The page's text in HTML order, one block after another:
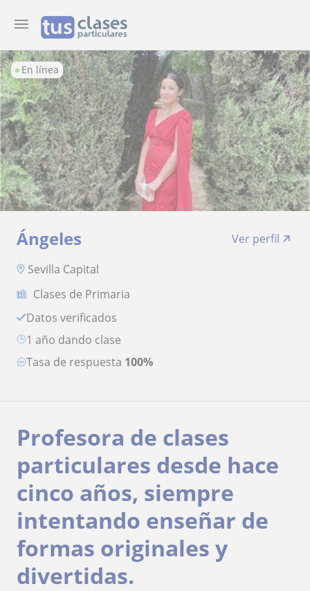
En línea
Ángeles
Ver perfil
Sevilla Capital
Clases de Primaria
Datos verificados
1 año dando clase
Tasa de respuesta 100%
Profesora de clases
particulares desde hace
cinco años, siempre
intentando enseñar de
formas originales y
divertidas.